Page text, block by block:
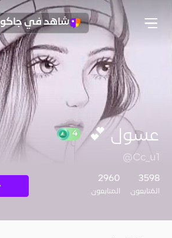
شاهد في جاكو
عسول 💕
@Cc_u1
3598
المُتابعون
2960
المتابعون